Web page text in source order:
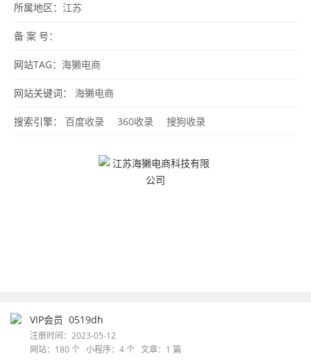
所属地区： 江苏
备 案 号：
网站TAG： 海獭电商
网站关键词： 海獭电商
搜索引擎： 百度收录 360收录 搜狗收录
VIP会员 0519dh
注册时间：2023-05-12
网站：180 个 小程序：4 个 文章：1 篇